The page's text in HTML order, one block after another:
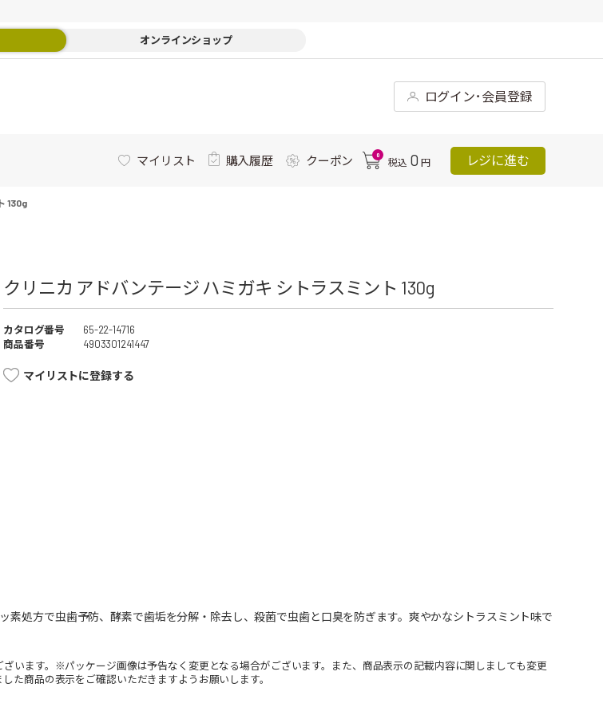
オンラインショップ
ログイン･会員登録
マイリスト 購入履歴 クーポン 0
税込 0 円 レジに進む
130g
クリニカ アドバンテージ ハミガキ シトラスミント 130g
カタログ番号
65-22-14716
商品番号
4903301241447
マイリストに登録する
素処方で虫歯予防、酵素で歯垢を分解・除去し、殺菌で虫歯と口臭を防ぎます。爽やかなシトラスミント味で
います。※パッケージ画像は予告なく変更となる場合がございます。また、商品表示の記載内容に関しましても変更
た商品の表示をご確認いただきますようお願いします。